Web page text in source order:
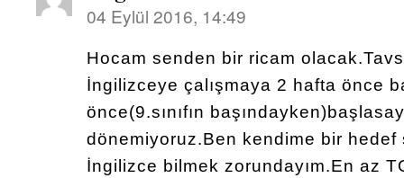
04 Eylül 2016, 14:49
Hocam senden bir ricam
İngilizceye çalışmaya 2 hafta önce
önce(9.sınıfın
dönemiyoruz.Ben kendime bir hedef
İngilizce bilmek zorundayım.En az